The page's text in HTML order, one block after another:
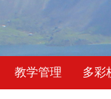
教学管理 多彩